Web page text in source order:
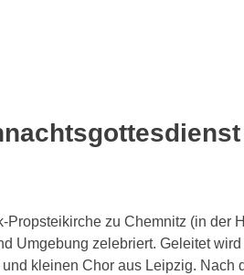
zu Chemnitz (in der
Umgebung zelebriert. Geleitet
kleinen Chor aus Leipzig. Nach